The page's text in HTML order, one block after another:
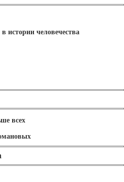
истории человечества
всех